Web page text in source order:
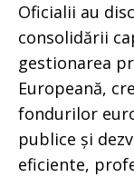
Oficialii au
consolidării
gestionarea
Europeană,
fondurilor
publice și
eficiente,